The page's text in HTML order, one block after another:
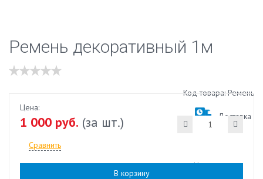
Ремень декоративный 1м
Наличие:есть
Код товара: Ремень
Доставка
Цена:
1 000 руб. (за шт.)
Сравнить
В корзину